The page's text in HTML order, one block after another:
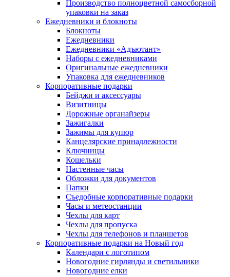
Производство полноцветной самосборной
упаковки на заказ
Ежедневники и блокноты
Блокноты
Ежедневники
Ежедневники «Адъютант»
Наборы с ежедневниками
Оригинальные ежедневники
Упаковка для ежедневников
Корпоративные подарки
Бейджи и аксессуары
Визитницы
Дорожные органайзеры
Зажигалки
Зажимы для купюр
Канцелярские принадлежности
Ключницы
Кошельки
Настенные часы
Обложки для документов
Папки
Съедобные корпоративные подарки
Часы и метеостанции
Чехлы для карт
Чехлы для пропуска
Чехлы для телефонов и планшетов
Корпоративные подарки на Новый год
Календари с логотипом
Новогодние гирлянды и светильники
Новогодние елки